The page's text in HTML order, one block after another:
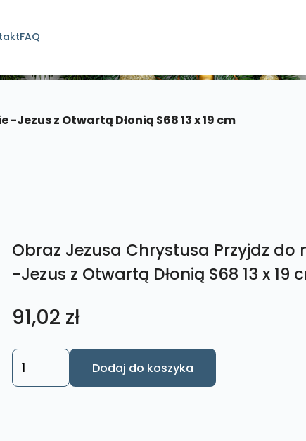
FAQ
z Otwartą Dłonią S68 13 x 19 cm
Obraz Jezusa Chrystusa Przyjdz do
-Jezus z Otwartą Dłonią S68 13 x 19
91,02 zł
ilość
Obraz
Dodaj do koszyka